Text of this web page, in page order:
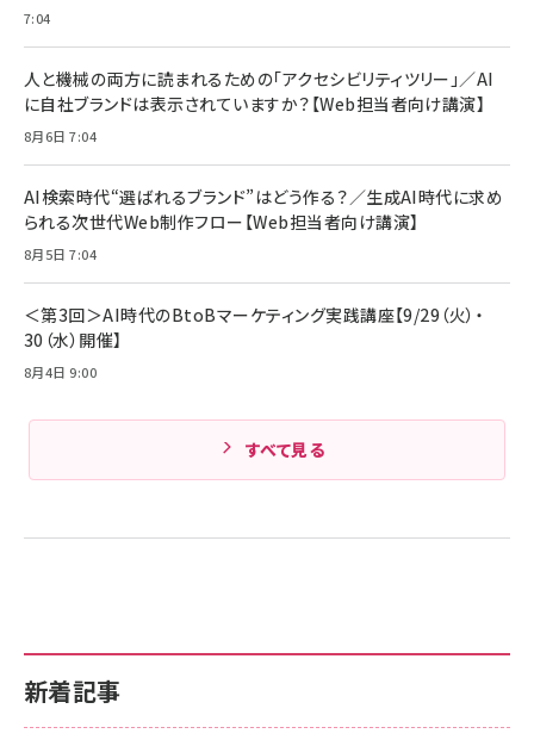
組織の成果を最大化する ルールのデザイン
￥1,980
Amazonランキングをもっと見る
全ワイヤレスイヤホン/アクティブノイズキャンセリ
技術基準適合】ブラック
￥5,990
ケーブル Anker絡まないケーブル 240W 結束バン
ド付き USB PD対応 シリコン素材採用 iPhone
17 / 16 / 15 / Galaxy iPad Pro MacBook
Pro/Air 各種対応 (1.8m ミッドナイトブラック)
￥1,890
サッポロ 生ビール 黒ラベル 350ml 缶 24本 ビー
ル ケース買い【6/30応募〆切! 黒ラベルビヤセラー
￥4,857
新着記事
7:04
人と機械の両方に読まれるための「アクセシビリティツリー」／AI
に自社ブランドは表示されていますか？【Web担当者向け講演】
8月6日 7:04
AI検索時代“選ばれるブランド”はどう作る？／生成AI時代に求め
られる次世代Web制作フロー【Web担当者向け講演】
8月5日 7:04
＜第3回＞AI時代のBtoBマーケティング実践講座【9/29（火）・
30（水）開催】
8月4日 9:00
すべて見る